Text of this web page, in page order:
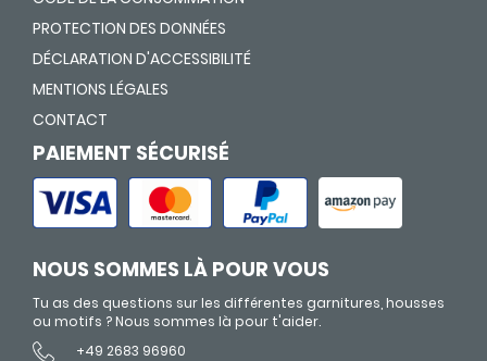
PROTECTION DES DONNÉES
DÉCLARATION D'ACCESSIBILITÉ
MENTIONS LÉGALES
CONTACT
PAIEMENT SÉCURISÉ
NOUS SOMMES LÀ POUR VOUS
Tu as des questions sur les différentes garnitures, housses
ou motifs ? Nous sommes là pour t'aider.
+49 2683 96960